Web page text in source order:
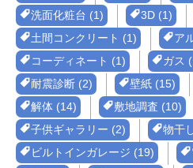
洗面化粧台 (1)
3D (1)
土間コンクリート (1)
ア
コーディネート (1)
ガス
耐震診断 (2)
壁紙 (15)
解体 (14)
敷地調査 (10)
子供ギャラリー (2)
物干
ビルトインガレージ (19)